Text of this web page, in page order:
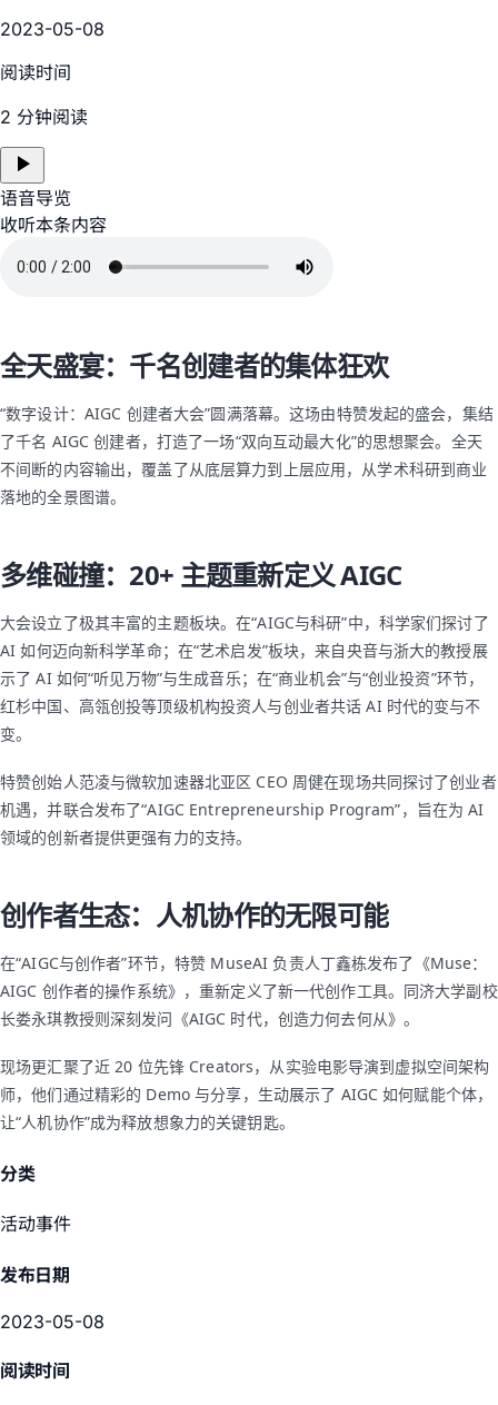
2023-05-08
阅读时间
2 分钟阅读
语音导览
收听本条内容
全天盛宴：千名创建者的集体狂欢
“数字设计：AIGC 创建者大会”圆满落幕。这场由特赞发起的盛会，集结
了千名 AIGC 创建者，打造了一场“双向互动最大化”的思想聚会。全天
不间断的内容输出，覆盖了从底层算力到上层应用，从学术科研到商业
落地的全景图谱。
多维碰撞：20+ 主题重新定义 AIGC
大会设立了极其丰富的主题板块。在“AIGC与科研”中，科学家们探讨了
AI 如何迈向新科学革命；在“艺术启发”板块，来自央音与浙大的教授展
示了 AI 如何“听见万物”与生成音乐；在“商业机会”与“创业投资”环节，
红杉中国、高瓴创投等顶级机构投资人与创业者共话 AI 时代的变与不
变。
特赞创始人范凌与微软加速器北亚区 CEO 周健在现场共同探讨了创业者
机遇，并联合发布了“AIGC Entrepreneurship Program”，旨在为 AI
领域的创新者提供更强有力的支持。
创作者生态：人机协作的无限可能
在“AIGC与创作者”环节，特赞 MuseAI 负责人丁鑫栋发布了《Muse：
AIGC 创作者的操作系统》，重新定义了新一代创作工具。同济大学副校
长娄永琪教授则深刻发问《AIGC 时代，创造力何去何从》。
现场更汇聚了近 20 位先锋 Creators，从实验电影导演到虚拟空间架构
师，他们通过精彩的 Demo 与分享，生动展示了 AIGC 如何赋能个体，
让“人机协作”成为释放想象力的关键钥匙。
分类
活动事件
发布日期
2023-05-08
阅读时间